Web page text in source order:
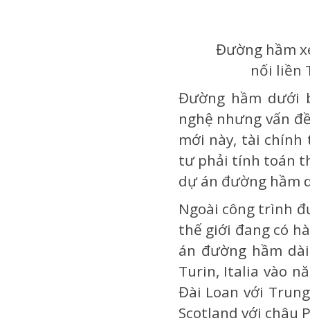
Đường hầm
nối liền
Đường hầm dưới
nghệ nhưng vấn
mới này, tài
tư phải tính toán
dự án đường hầm
Ngoài công trình
thế giới đang có
án đường hầm
Turin, Italia vào
Đài Loan với
Scotland với châu